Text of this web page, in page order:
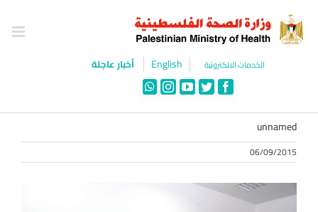
content
الخدمات الالكترونية English أخبار عاجلة
Facebook
Twitter
YouTube
Instagram
WhatsApp
unnamed
06/09/2015